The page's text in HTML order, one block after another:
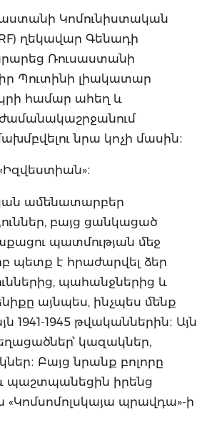
Կոմունիստական
ղեկավար Գենադի
Ռուսաստանի
Պուտինի լիակատար
համար ահեղ և
նրա կոչի մասին։
ամենատարբեր
բայց ցանկացած
պատմության մեջ
պետք է հրաժարվել ձեր
պահանջներից և
այնպես, ինչպես մենք
1941-1945 թվականներին։ Այն
կազակներ,
Բայց նրանք բոլորը
պաշտպանեցին իրենց
«Կոմսոմոլսկայա պրավդա»-ի